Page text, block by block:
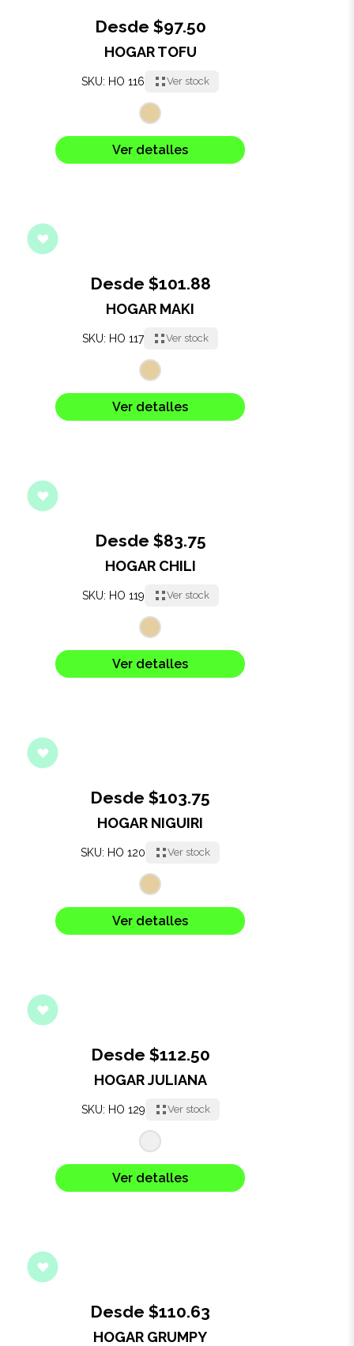
Desde $97.50
HOGAR TOFU
SKU: HO 116 Ver stock
Ver detalles
Desde $101.88
HOGAR MAKI
SKU: HO 117 Ver stock
Ver detalles
Desde $83.75
HOGAR CHILI
SKU: HO 119 Ver stock
Ver detalles
Desde $103.75
HOGAR NIGUIRI
SKU: HO 120 Ver stock
Ver detalles
Desde $112.50
HOGAR JULIANA
SKU: HO 129 Ver stock
Ver detalles
Desde $110.63
HOGAR GRUMPY